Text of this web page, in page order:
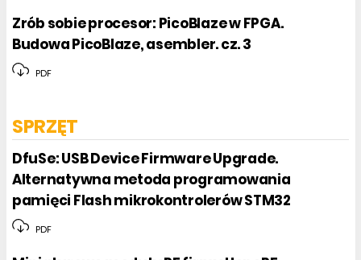
Zrób sobie procesor: PicoBlaze w FPGA.
Budowa PicoBlaze, asembler. cz. 3
PDF
SPRZĘT
DfuSe: USB Device Firmware Upgrade.
Alternatywna metoda programowania
pamięci Flash mikrokontrolerów STM32
PDF